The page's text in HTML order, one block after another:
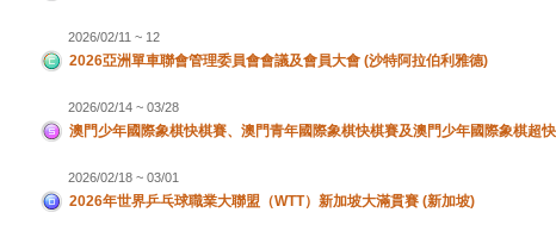
2026/02/11 ~ 12
2026亞洲單車聯會管理委員會會議及會員大會 (沙特阿拉伯利雅德)
2026/02/14 ~ 03/28
澳門少年國際象棋快棋賽、澳門青年國際象棋快棋賽及澳門少年國際象棋超
2026/02/18 ~ 03/01
2026年世界乒乓球職業大聯盟（WTT）新加坡大滿貫賽 (新加坡)